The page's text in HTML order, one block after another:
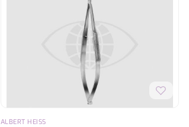
ALBERT HEISS